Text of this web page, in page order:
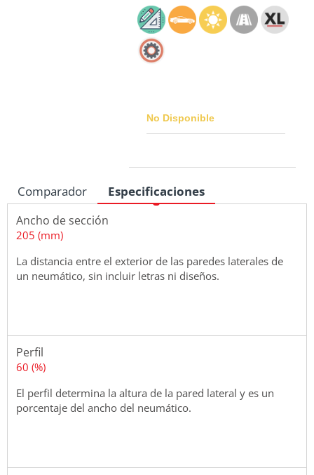
No Disponible
Medidas
Comparador Especificaciones
Ancho de sección
205 (mm)
La distancia entre el exterior de las paredes laterales de
un neumático, sin incluir letras ni diseños.
Perfil
60 (%)
El perfil determina la altura de la pared lateral y es un
porcentaje del ancho del neumático.